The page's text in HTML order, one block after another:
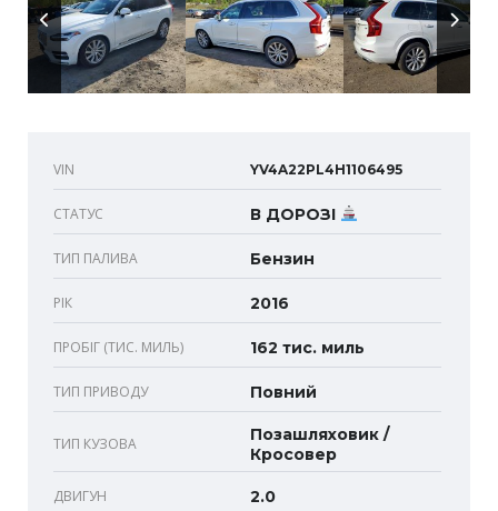
VIN YV4A22PL4H1106495
СТАТУС В ДОРОЗІ
ТИП ПАЛИВА Бензин
РІК 2016
ПРОБІГ (ТИС. МИЛЬ) 162 тис. миль
ТИП ПРИВОДУ Повний
ТИП КУЗОВА
Позашляховик /
Кросовер
ДВИГУН 2.0